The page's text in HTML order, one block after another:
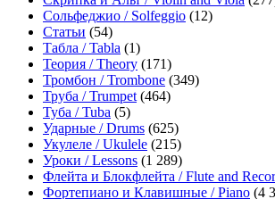
Сольфеджио / Solfeggio (12)
Статьи (54)
Табла / Tabla (1)
Теория / Theory (171)
Тромбон / Trombone (349)
Труба / Trumpet (464)
Туба / Tuba (5)
Ударные / Drums (625)
Укулеле / Ukulele (215)
Уроки / Lessons (1 289)
Флейта и Блокфлейта / Flute and
Фортепиано и Клавишные / Piano (4